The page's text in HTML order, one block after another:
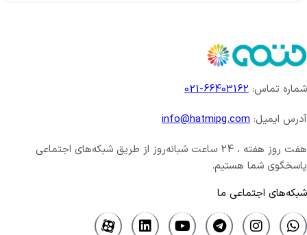
شماره تماس: 66403162-021
آدرس ایمیل: info@hatmipg.com
هفت روز هفته ، 24 ساعت شبانه‌روز از طریق شبکه‌های اجتماعی
پاسخگوی شما هستیم.
شبکه‌های اجتماعی ما